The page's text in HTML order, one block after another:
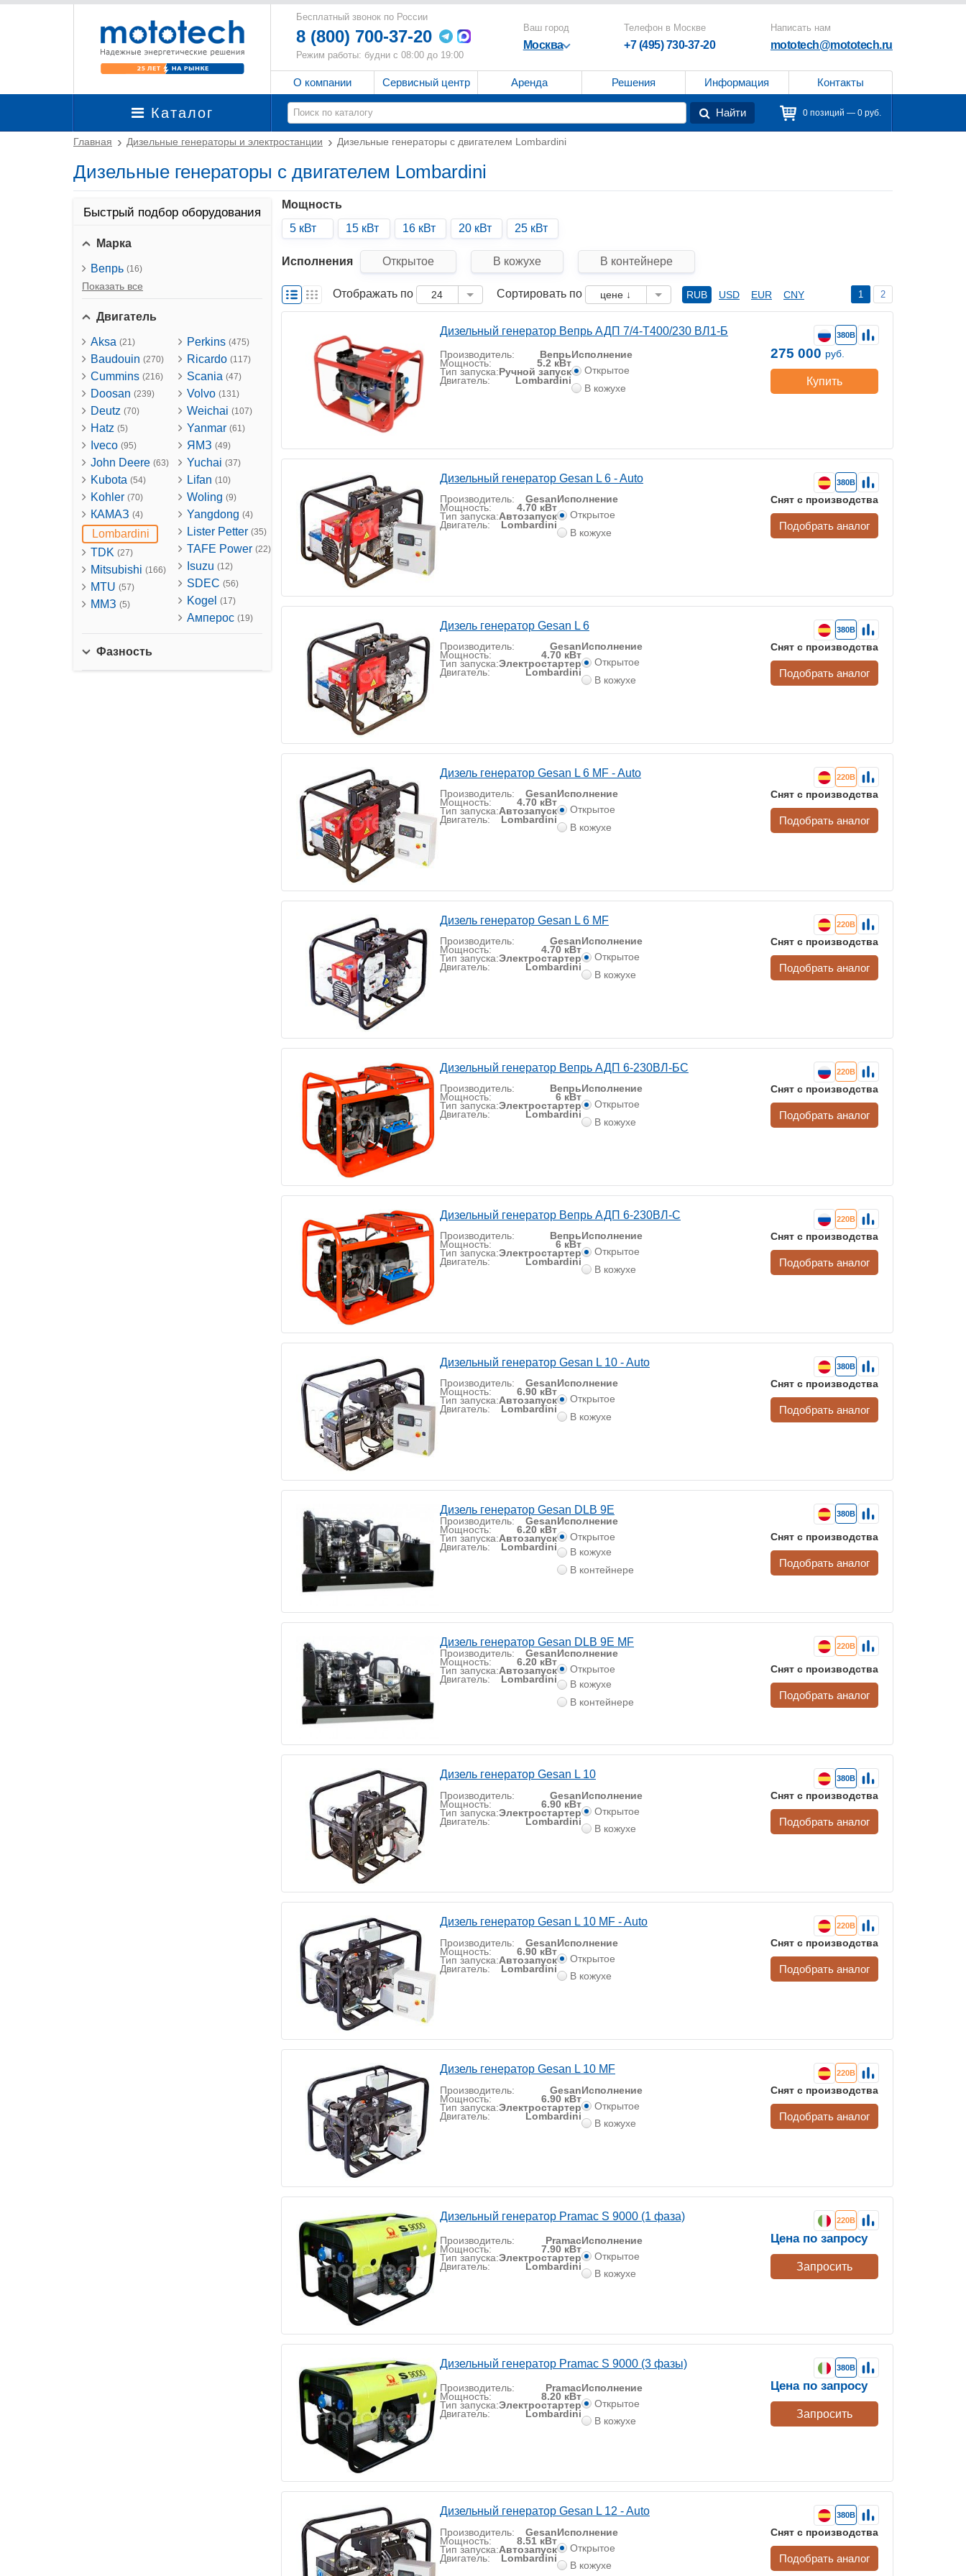
Бесплатный звонок по России
8 (800) 700-37-20
Режим работы: будни с 08:00 до 19:00
Ваш город
Москва
Телефон в Москве
+7 (495) 730-37-20
Написать нам
mototech@mototech.ru
О компании Сервисный центр Аренда Решения Информация Контакты
Каталог Найти 0 позиций — 0 руб.
Главная Дизельные генераторы и электростанции Дизельные генераторы с двигателем Lombardini
Дизельные генераторы с двигателем Lombardini
Быстрый подбор оборудования
Марка
Вепрь (16)
Показать все
Двигатель
Aksa (21)
Baudouin (270)
Cummins (216)
Doosan (239)
Deutz (70)
Hatz (5)
Iveco (95)
John Deere (63)
Kubota (54)
Kohler (70)
КАМАЗ (4)
Lombardini
TDK (27)
Mitsubishi (166)
MTU (57)
ММЗ (5)
Perkins (475)
Ricardo (117)
Scania (47)
Volvo (131)
Weichai (107)
Yanmar (61)
ЯМЗ (49)
Yuchai (37)
Lifan (10)
Woling (9)
Yangdong (4)
Lister Petter (35)
TAFE Power (22)
Isuzu (12)
SDEC (56)
Kogel (17)
Амперос (19)
Фазность
Мощность
5 кВт
15 кВт 16 кВт 20 кВт 25 кВт
Исполнения Открытое В кожухе В контейнере
Отображать по 24 Сортировать по цене ↓ RUB USD EUR CNY 1 2
Дизельный генератор Вепрь АДП 7/4-Т400/230 ВЛ1-Б
Производитель: Вепрь
Мощность: 5.2 кВт
Тип запуска:Ручной запуск
Двигатель: Lombardini
Исполнение
Открытое
В кожухе
380В
275 000 руб.
Купить
Дизельный генератор Gesan L 6 - Auto
Производитель: Gesan
Мощность: 4.70 кВт
Тип запуска:Автозапуск
Двигатель: Lombardini
Исполнение
Открытое
В кожухе
380В
Снят с производства
Подобрать аналог
Дизель генератор Gesan L 6
Производитель: Gesan
Мощность: 4.70 кВт
Тип запуска:Электростартер
Двигатель: Lombardini
Исполнение
Открытое
В кожухе
380В
Снят с производства
Подобрать аналог
Дизель генератор Gesan L 6 MF - Auto
Производитель: Gesan
Мощность: 4.70 кВт
Тип запуска:Автозапуск
Двигатель: Lombardini
Исполнение
Открытое
В кожухе
220В
Снят с производства
Подобрать аналог
Дизель генератор Gesan L 6 MF
Производитель: Gesan
Мощность: 4.70 кВт
Тип запуска:Электростартер
Двигатель: Lombardini
Исполнение
Открытое
В кожухе
220В
Снят с производства
Подобрать аналог
Дизельный генератор Вепрь АДП 6-230ВЛ-БС
Производитель: Вепрь
Мощность: 6 кВт
Тип запуска:Электростартер
Двигатель: Lombardini
Исполнение
Открытое
В кожухе
220В
Снят с производства
Подобрать аналог
Дизельный генератор Вепрь АДП 6-230ВЛ-С
Производитель: Вепрь
Мощность: 6 кВт
Тип запуска:Электростартер
Двигатель: Lombardini
Исполнение
Открытое
В кожухе
220В
Снят с производства
Подобрать аналог
Дизельный генератор Gesan L 10 - Auto
Производитель: Gesan
Мощность: 6.90 кВт
Тип запуска:Автозапуск
Двигатель: Lombardini
Исполнение
Открытое
В кожухе
380В
Снят с производства
Подобрать аналог
Дизель генератор Gesan DLB 9E
Производитель: Gesan
Мощность: 6.20 кВт
Тип запуска:Автозапуск
Двигатель: Lombardini
Исполнение
Открытое
В кожухе
В контейнере
380В
Снят с производства
Подобрать аналог
Дизель генератор Gesan DLB 9E MF
Производитель: Gesan
Мощность: 6.20 кВт
Тип запуска:Автозапуск
Двигатель: Lombardini
Исполнение
Открытое
В кожухе
В контейнере
220В
Снят с производства
Подобрать аналог
Дизель генератор Gesan L 10
Производитель: Gesan
Мощность: 6.90 кВт
Тип запуска:Электростартер
Двигатель: Lombardini
Исполнение
Открытое
В кожухе
380В
Снят с производства
Подобрать аналог
Дизель генератор Gesan L 10 MF - Auto
Производитель: Gesan
Мощность: 6.90 кВт
Тип запуска:Автозапуск
Двигатель: Lombardini
Исполнение
Открытое
В кожухе
220В
Снят с производства
Подобрать аналог
Дизель генератор Gesan L 10 MF
Производитель: Gesan
Мощность: 6.90 кВт
Тип запуска:Электростартер
Двигатель: Lombardini
Исполнение
Открытое
В кожухе
220В
Снят с производства
Подобрать аналог
Дизельный генератор Pramac S 9000 (1 фаза)
Производитель: Pramac
Мощность: 7.90 кВт
Тип запуска:Электростартер
Двигатель: Lombardini
Исполнение
Открытое
В кожухе
220В
Цена по запросу
Запросить
Дизельный генератор Pramac S 9000 (3 фазы)
Производитель: Pramac
Мощность: 8.20 кВт
Тип запуска:Электростартер
Двигатель: Lombardini
Исполнение
Открытое
В кожухе
380В
Цена по запросу
Запросить
Дизельный генератор Gesan L 12 - Auto
Производитель: Gesan
Мощность: 8.51 кВт
Тип запуска:Автозапуск
Двигатель: Lombardini
Исполнение
Открытое
В кожухе
380В
Снят с производства
Подобрать аналог